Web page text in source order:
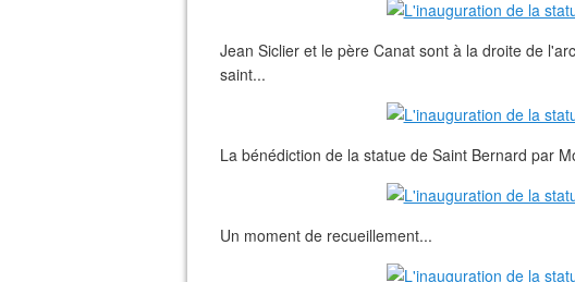
Jean Siclier et le père Canat sont à la droite de
saint...
La bénédiction de la statue de Saint Bernard par
Un moment de recueillement...